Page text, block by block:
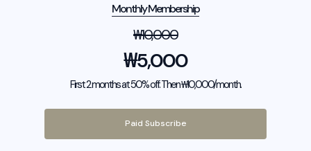
Monthly Membership
₩10,000
₩5,000
First 2 months at 50% off. Then ₩10,000/month.
Paid Subscribe